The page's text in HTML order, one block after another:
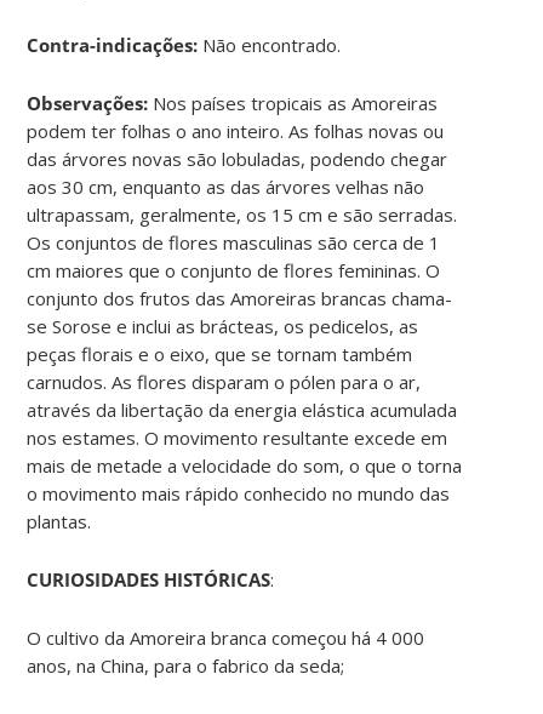
Contra-indicações: Não encontrado.
Observações: Nos países tropicais as Amoreiras
podem ter folhas o ano inteiro. As folhas novas ou
das árvores novas são lobuladas, podendo chegar
aos 30 cm, enquanto as das árvores velhas não
ultrapassam, geralmente, os 15 cm e são serradas.
Os conjuntos de flores masculinas são cerca de 1
cm maiores que o conjunto de flores femininas. O
conjunto dos frutos das Amoreiras brancas chama-
se Sorose e inclui as brácteas, os pedicelos, as
peças florais e o eixo, que se tornam também
carnudos. As flores disparam o pólen para o ar,
através da libertação da energia elástica acumulada
nos estames. O movimento resultante excede em
mais de metade a velocidade do som, o que o torna
o movimento mais rápido conhecido no mundo das
plantas.
CURIOSIDADES HISTÓRICAS:
O cultivo da Amoreira branca começou há 4 000
anos, na China, para o fabrico da seda;